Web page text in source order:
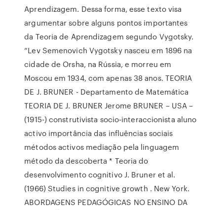
Aprendizagem. Dessa forma, esse texto visa
argumentar sobre alguns pontos importantes
da Teoria de Aprendizagem segundo Vygotsky.
“Lev Semenovich Vygotsky nasceu em 1896 na
cidade de Orsha, na Rússia, e morreu em
Moscou em 1934, com apenas 38 anos. TEORIA
DE J. BRUNER - Departamento de Matemática
TEORIA DE J. BRUNER Jerome BRUNER – USA –
(1915-) construtivista socio-interaccionista aluno
activo importância das influências sociais
métodos activos mediação pela linguagem
método da descoberta * Teoria do
desenvolvimento cognitivo J. Bruner et al.
(1966) Studies in cognitive growth . New York.
ABORDAGENS PEDAGÓGICAS NO ENSINO DA